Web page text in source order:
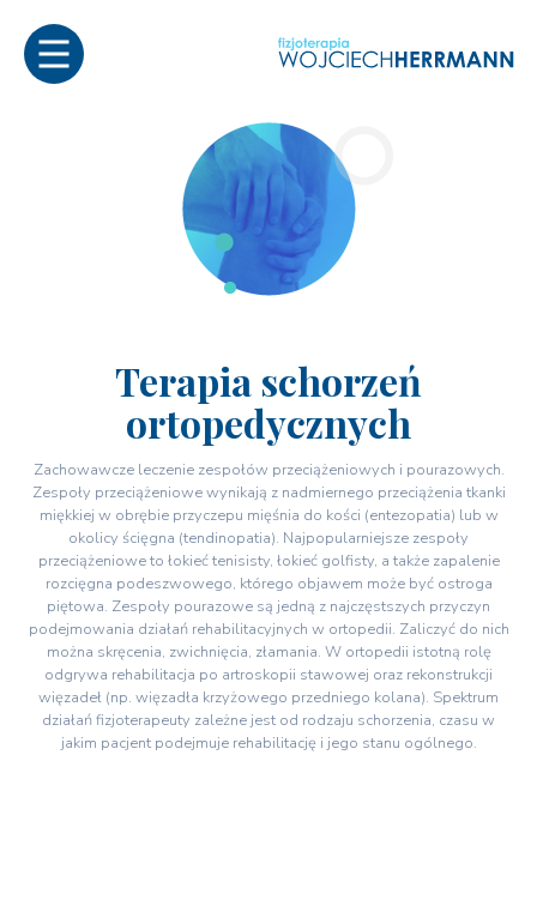
Terapia schorzeń
ortopedycznych
Zachowawcze leczenie zespołów przeciążeniowych i pourazowych.
Zespoły przeciążeniowe wynikają z nadmiernego przeciążenia tkanki
miękkiej w obrębie przyczepu mięśnia do kości (entezopatia) lub w
okolicy ścięgna (tendinopatia). Najpopularniejsze zespoły
przeciążeniowe to łokieć tenisisty, łokieć golfisty, a także zapalenie
rozcięgna podeszwowego, którego objawem może być ostroga
piętowa. Zespoły pourazowe są jedną z najczęstszych przyczyn
podejmowania działań rehabilitacyjnych w ortopedii. Zaliczyć do nich
można skręcenia, zwichnięcia, złamania. W ortopedii istotną rolę
odgrywa rehabilitacja po artroskopii stawowej oraz rekonstrukcji
więzadeł (np. więzadła krzyżowego przedniego kolana). Spektrum
działań fizjoterapeuty zależne jest od rodzaju schorzenia, czasu w
jakim pacjent podejmuje rehabilitację i jego stanu ogólnego.